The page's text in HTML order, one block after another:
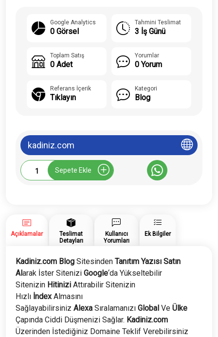
Google Analytics
0 Görsel
Tahmini Teslimat
3 İş Günü
Toplam Satış
0 Adet
Yorumlar
0 Yorum
Referans İçerik
Tıklayın
Kategori
Blog
kadiniz.com
Kadiniz.com
Tanıtım
Sepete Ekle
Açıklamalar
Teslimat
Detayları
Kullanıcı
Yorumları
Ek Bilgiler
Kadiniz.com Blog Sitesinden Tanıtım Yazısı Satın
Alarak İster Sitenizi Google‘da Yükseltebilir
Sitenizin Hitinizi Attırabilir Sitenizin
Hızlı İndexAlmasını
Sağlayabilirsiniz Alexa Sıralamanızı Global Ve Ülke
Çapında Ciddi Düşmenizi Sağlar. Kadiniz.com
Üzerinden İstediğiniz Domaine Teklif Verebilirsiniz